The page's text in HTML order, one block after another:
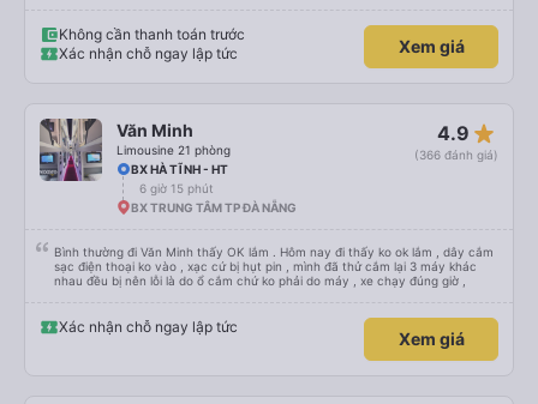
Không cần thanh toán trước
Xác nhận chỗ ngay lập tức
Xem giá
Văn Minh
Limousine 21 phòng
4.9 star_rate
(366 đánh giá)
BX HÀ TĨNH - HT
6 giờ 15 phút
BX TRUNG TÂM TP ĐÀ NẴNG
Bình thường đi Văn Minh thấy OK lắm . Hôm nay đi thấy ko ok lắm , dây cắm
sạc điện thoại ko vào , xạc cứ bị hụt pin , mình đã thử cắm lại 3 máy khác
nhau đều bị nên lỗi là do ổ cắm chứ ko phải do máy , xe chạy đúng giờ ,
Xác nhận chỗ ngay lập tức
Xem giá